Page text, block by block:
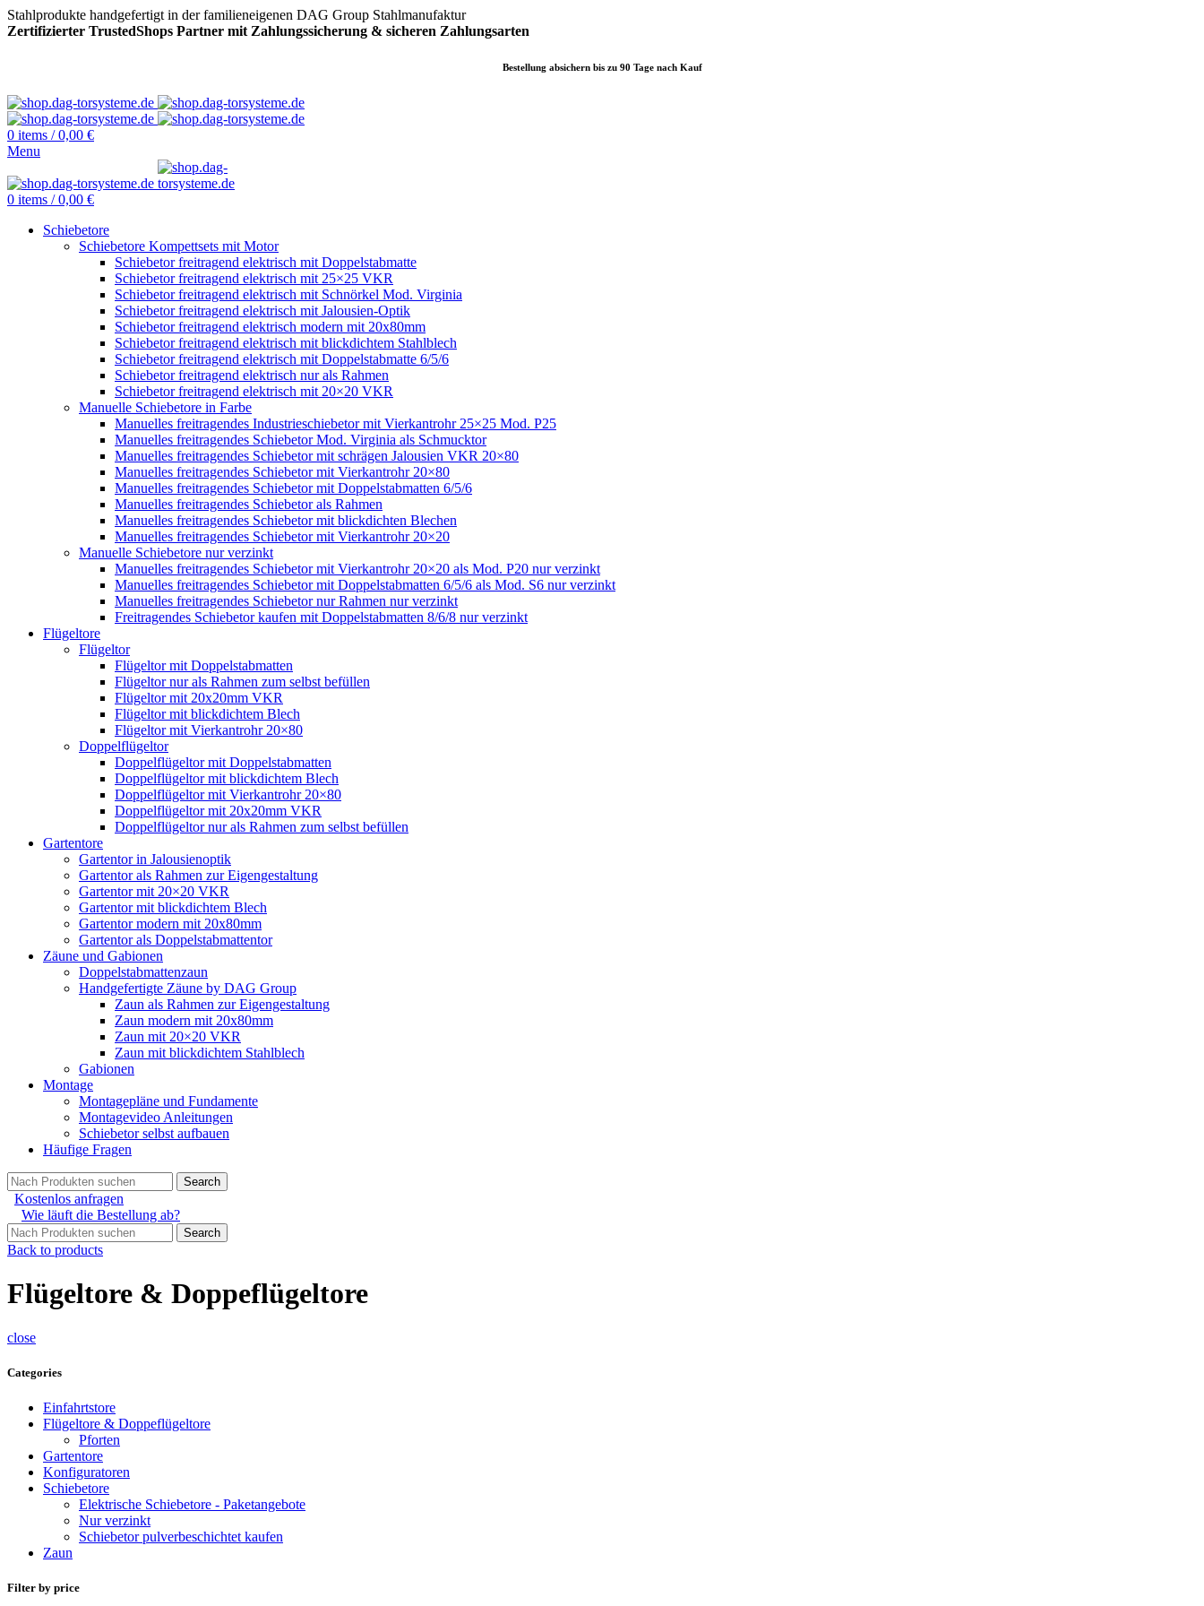
Stahlprodukte handgefertigt in der familieneigenen DAG Group Stahlmanufaktur
Zertifizierter TrustedShops Partner mit Zahlungssicherung & sicheren Zahlungsarten
Bestellung absichern bis zu 90 Tage nach Kauf
0 items / 0,00 €
Menu
0 items / 0,00 €
Schiebetore
Schiebetore Kompettsets mit Motor
Schiebetor freitragend elektrisch mit Doppelstabmatte
Schiebetor freitragend elektrisch mit 25×25 VKR
Schiebetor freitragend elektrisch mit Schnörkel Mod. Virginia
Schiebetor freitragend elektrisch mit Jalousien-Optik
Schiebetor freitragend elektrisch modern mit 20x80mm
Schiebetor freitragend elektrisch mit blickdichtem Stahlblech
Schiebetor freitragend elektrisch mit Doppelstabmatte 6/5/6
Schiebetor freitragend elektrisch nur als Rahmen
Schiebetor freitragend elektrisch mit 20×20 VKR
Manuelle Schiebetore in Farbe
Manuelles freitragendes Industrieschiebetor mit Vierkantrohr 25×25 Mod. P25
Manuelles freitragendes Schiebetor Mod. Virginia als Schmucktor
Manuelles freitragendes Schiebetor mit schrägen Jalousien VKR 20×80
Manuelles freitragendes Schiebetor mit Vierkantrohr 20×80
Manuelles freitragendes Schiebetor mit Doppelstabmatten 6/5/6
Manuelles freitragendes Schiebetor als Rahmen
Manuelles freitragendes Schiebetor mit blickdichten Blechen
Manuelles freitragendes Schiebetor mit Vierkantrohr 20×20
Manuelle Schiebetore nur verzinkt
Manuelles freitragendes Schiebetor mit Vierkantrohr 20×20 als Mod. P20 nur verzinkt
Manuelles freitragendes Schiebetor mit Doppelstabmatten 6/5/6 als Mod. S6 nur verzinkt
Manuelles freitragendes Schiebetor nur Rahmen nur verzinkt
Freitragendes Schiebetor kaufen mit Doppelstabmatten 8/6/8 nur verzinkt
Flügeltore
Flügeltor
Flügeltor mit Doppelstabmatten
Flügeltor nur als Rahmen zum selbst befüllen
Flügeltor mit 20x20mm VKR
Flügeltor mit blickdichtem Blech
Flügeltor mit Vierkantrohr 20×80
Doppelflügeltor
Doppelflügeltor mit Doppelstabmatten
Doppelflügeltor mit blickdichtem Blech
Doppelflügeltor mit Vierkantrohr 20×80
Doppelflügeltor mit 20x20mm VKR
Doppelflügeltor nur als Rahmen zum selbst befüllen
Gartentore
Gartentor in Jalousienoptik
Gartentor als Rahmen zur Eigengestaltung
Gartentor mit 20×20 VKR
Gartentor mit blickdichtem Blech
Gartentor modern mit 20x80mm
Gartentor als Doppelstabmattentor
Zäune und Gabionen
Doppelstabmattenzaun
Handgefertigte Zäune by DAG Group
Zaun als Rahmen zur Eigengestaltung
Zaun modern mit 20x80mm
Zaun mit 20×20 VKR
Zaun mit blickdichtem Stahlblech
Gabionen
Montage
Montagepläne und Fundamente
Montagevideo Anleitungen
Schiebetor selbst aufbauen
Häufige Fragen
Search
Kostenlos anfragen
Wie läuft die Bestellung ab?
Search
Back to products
Flügeltore & Doppeflügeltore
close
Categories
Einfahrtstore
Flügeltore & Doppeflügeltore
Pforten
Gartentore
Konfiguratoren
Schiebetore
Elektrische Schiebetore - Paketangebote
Nur verzinkt
Schiebetor pulverbeschichtet kaufen
Zaun
Filter by price